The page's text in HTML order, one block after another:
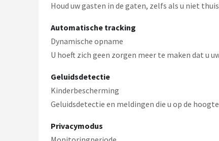
Houd uw gasten in de gaten, zelfs als u niet
Automatische tracking
Dynamische opname
U hoeft zich geen zorgen meer te maken dat u
Geluidsdetectie
Kinderbescherming
Geluidsdetectie en meldingen die u op de
Privacymodus